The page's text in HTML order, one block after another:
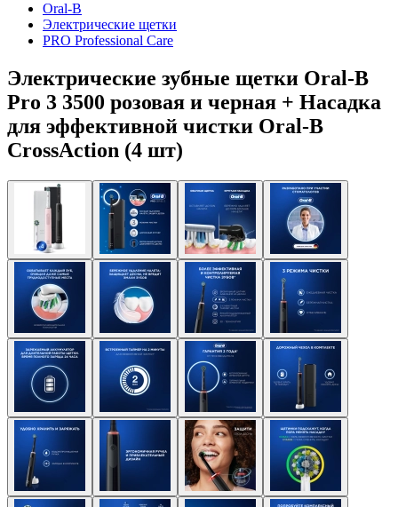
Oral-B
Электрические щетки
PRO Professional Care
Электрические зубные щетки Oral-B
Pro 3 3500 розовая и черная + Насадка
для эффективной чистки Oral-B
CrossAction (4 шт)